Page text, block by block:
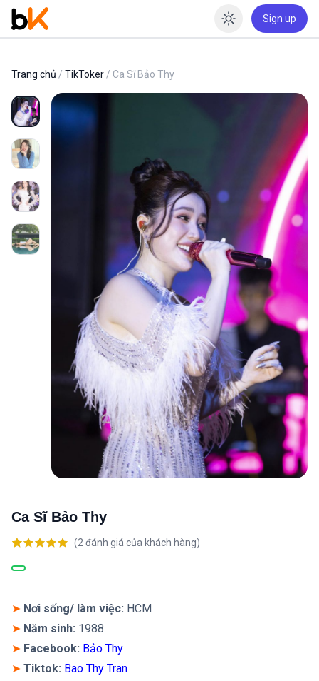
Enable
Sign up
Trang chủ / TikToker / Ca Sĩ Bảo Thy
Ca Sĩ Bảo Thy
dựa trên
(2đánh giá của khách hàng)
➤ Nơi sống/ làm việc: HCM
➤ Năm sinh: 1988
➤ Facebook: Bảo Thy
➤ Tiktok: Bao Thy Tran